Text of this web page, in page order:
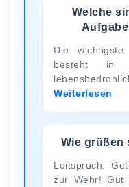
Welche
Die
besteht in
Weiterlesen
Wie grüßen
Leitspruch:
zur Wehr! Gut